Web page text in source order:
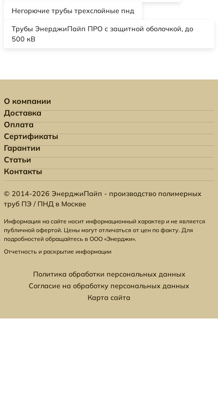
Негорючие трубы трехслойные пнд
Трубы ЭнерджиПайп ПРО с защитной оболочкой, до
500 кВ
О компании
Доставка
Оплата
Сертификаты
Гарантии
Статьи
Контакты
© 2014-2026 ЭнерджиПайп - производство полимерных
труб ПЭ / ПНД в Москве
Информация на сайте носит информационный характер и не является
публичной офертой. Цены могут отличаться от цен по факту. Для
подробностей обращайтесь в ООО «Энерджи».
Отчетность и раскрытие информации
Политика обработки персональных данных
Согласие на обработку персональных данных
Карта сайта